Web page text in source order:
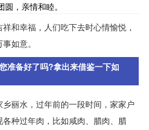
，亲情和睦。
和幸福，人们吃下去时心情愉悦，
如意。
准备好了吗?拿出来借鉴一下如
乡丽水，过年前的一段时间，家家户
各种过年肉，比如咸肉、腊肉、腊